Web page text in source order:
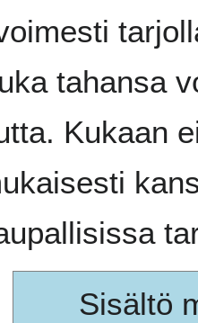
tahansa
Kukaan
Sisältö